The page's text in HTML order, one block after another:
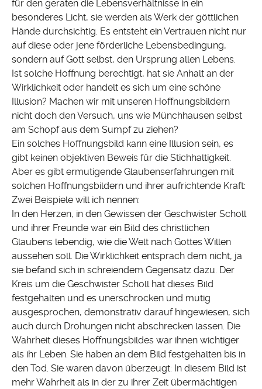
für den geraten die Lebensverhältnisse in ein
besonderes Licht, sie werden als Werk der göttlichen
Hände durchsichtig. Es entsteht ein Vertrauen nicht nur
auf diese oder jene förderliche Lebensbedingung,
sondern auf Gott selbst, den Ursprung allen Lebens.
Ist solche Hoffnung berechtigt, hat sie Anhalt an der
Wirklichkeit oder handelt es sich um eine schöne
Illusion? Machen wir mit unseren Hoffnungsbildern
nicht doch den Versuch, uns wie Münchhausen selbst
am Schopf aus dem Sumpf zu ziehen?
Ein solches Hoffnungsbild kann eine Illusion sein, es
gibt keinen objektiven Beweis für die Stichhaltigkeit.
Aber es gibt ermutigende Glaubenserfahrungen mit
solchen Hoffnungsbildern und ihrer aufrichtende Kraft:
Zwei Beispiele will ich nennen:
In den Herzen, in den Gewissen der Geschwister Scholl
und ihrer Freunde war ein Bild des christlichen
Glaubens lebendig, wie die Welt nach Gottes Willen
aussehen soll. Die Wirklichkeit entsprach dem nicht, ja
sie befand sich in schreiendem Gegensatz dazu. Der
Kreis um die Geschwister Scholl hat dieses Bild
festgehalten und es unerschrocken und mutig
ausgesprochen, demonstrativ darauf hingewiesen, sich
auch durch Drohungen nicht abschrecken lassen. Die
Wahrheit dieses Hoffnungsbildes war ihnen wichtiger
als ihr Leben. Sie haben an dem Bild festgehalten bis in
den Tod. Sie waren davon überzeugt: In diesem Bild ist
mehr Wahrheit als in der zu ihrer Zeit übermächtigen